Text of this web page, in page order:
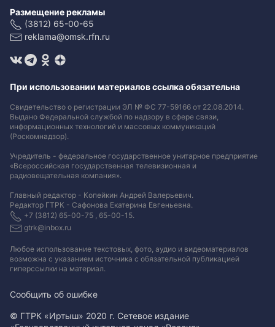
Размещение рекламы
(3812) 65-00-65
reklama@omsk.rfn.ru
При использовании материалов ссылка обязательна
Свидетельство о регистрации ЭЛ № ФС 77-59166 от 22.08.2014.
Выдано Федеральной службой по надзору в сфере связи,
информационных технологий и массовых коммуникаций
(Роскомнадзор).
Учредитель - федеральное государственное унитарное предприятие
«Всероссийская государственная телевизионная и
радиовещательная компания».
Главный редактор - Копейкин Андрей Валерьевич.
Редактор ГТРК - Сафонова Екатерина Евгеньевна.
+7 (3812) 65-00-75 , 65-00-15.
gtrk@inbox.ru
Любое использование текстовых, фото, аудио и видеоматериалов
возможна с указанием источника с обязательной публикацией
гиперссылки на материал.
Сообщить об ошибке
© ГТРК «Иртыш» 2020 г. Сетевое издание